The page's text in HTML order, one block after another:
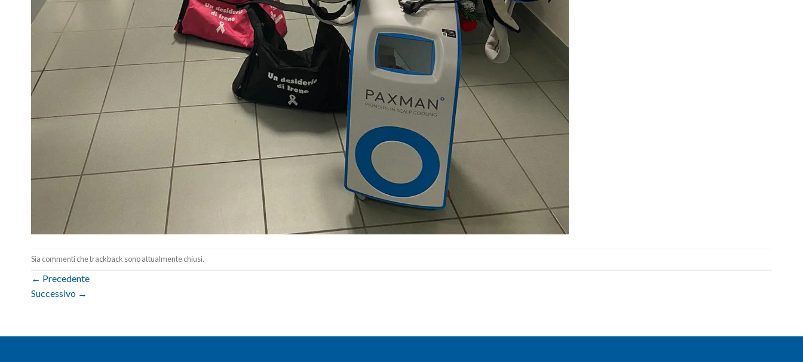
Sia commenti che trackback sono attualmente chiusi.
← Precedente
Successivo →